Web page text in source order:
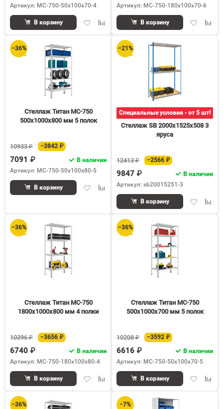
Артикул: МС-750-50х100х70-4
ДобавитьДобавить
сравнению
В корзину
Артикул: МС-750-180х100х70-6
Добавить
В корзину
−36%
Стеллаж Титан МС-750
500х1000х800 мм 5 полок
10933 ₽ −3842 ₽
7091 ₽
В наличии
Артикул: МС-750-50х100х80-5
ДобавитьДобавить
сравнению
В корзину
−21%
Специальные условия - от 5 шт!
Стеллаж SB 2000х1525х508 3
яруса
12413 ₽ −2566 ₽
9847 ₽
В наличии
Артикул: sb20015251-3
Добавить
В корзину
−36%
Стеллаж Титан МС-750
1800х1000х800 мм 4 полки
10396 ₽ −3656 ₽
6740 ₽
В наличии
Артикул: МС-750-180х100х80-4
ДобавитьДобавить
сравнению
В корзину
−36%
Стеллаж Титан МС-750
500х1000х700 мм 5 полок
10208 ₽ −3592 ₽
6616 ₽
В наличии
Артикул: МС-750-50х100х70-5
Добавить
В корзину
−36% −7%